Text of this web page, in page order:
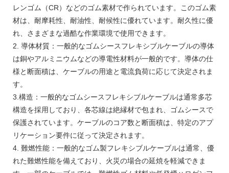
レンゴム（CR）などのゴム素材で作られています。このゴム素
材は、耐摩耗性、耐油性、耐候性に優れています。耐久性に優
れ、さまざまな過酷な作業環境で使用できます。
2. 導体材質：一般的なゴムシースフレキシブルケーブルの導体
は銅やアルミニウムなどの導電性材料が一般的です。導体の仕
様と断面積は、ケーブルの用途と電流負荷に応じて決定されま
す。
3.構造：一般的なゴムシースフレキシブルケーブルは通常多芯
構造を採用しており、各芯線は絶縁材で包まれ、ゴムシースで
保護されています。ケーブルのコア数と断面積は、特定のアプ
リケーション要件に従って決定されます。
4. 難燃性能：一般的なゴム製フレキシブルケーブルは通常、優
れた難燃性能を備えており、火災の場合の延焼を軽減できま